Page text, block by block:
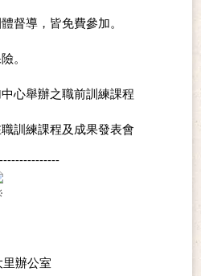
督導，皆免費參加。
。
心舉辦之職前訓練課程
訓練課程及成果發表會
辦公室